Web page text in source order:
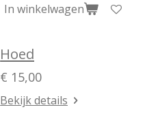
In winkelwagen
Hoed
€ 15,00
Bekijk details